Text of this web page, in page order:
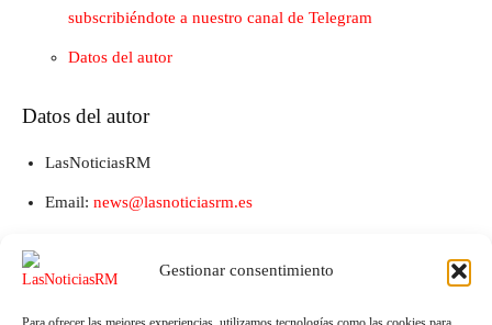
Gestionar consentimiento
subscribiéndote a nuestro canal de Telegram
Datos del autor
Datos del autor
LasNoticiasRM
Email: news@lasnoticiasrm.es